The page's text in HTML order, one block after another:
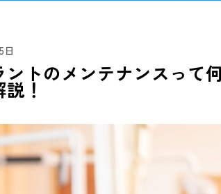
日
ントのメンテナンスって
！